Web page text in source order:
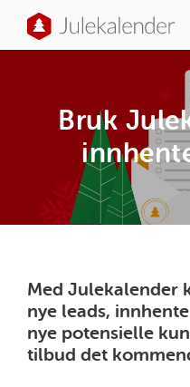
Bruk
Med Julekalender
nye leads,
nye potensielle
tilbud det